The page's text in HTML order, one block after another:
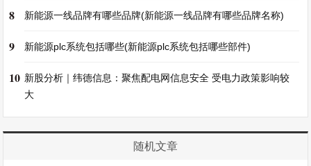
8 新能源一线品牌有哪些品牌(新能源一线品牌有哪些品牌名称)
9 新能源plc系统包括哪些(新能源plc系统包括哪些部件)
10 新股分析｜纬德信息：聚焦配电网信息安全 受电力政策影响较
大
随机文章